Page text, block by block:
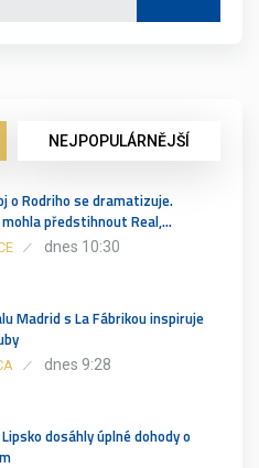
NEJPOPULÁRNĚJŠÍ
o Rodriho se dramatizuje.
předstihnout Real,…
dnes 10:30
Madrid s La Fábrikou inspiruje
dnes 9:28
dosáhly úplné dohody o